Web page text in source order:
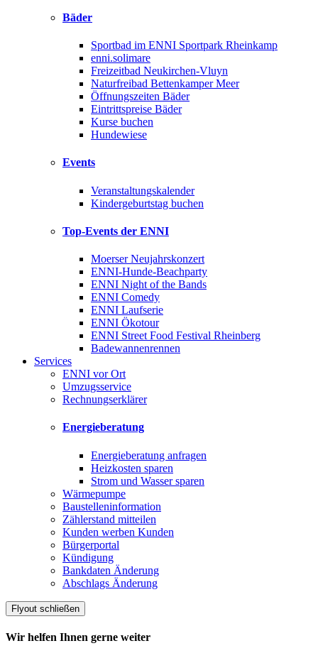
Bäder
Sportbad im ENNI Sportpark Rheinkamp
enni.solimare
Freizeitbad Neukirchen-Vluyn
Naturfreibad Bettenkamper Meer
Öffnungszeiten Bäder
Eintrittspreise Bäder
Kurse buchen
Hundewiese
Events
Veranstaltungskalender
Kindergeburtstag buchen
Top-Events der ENNI
Moerser Neujahrskonzert
ENNI-Hunde-Beachparty
ENNI Night of the Bands
ENNI Comedy
ENNI Laufserie
ENNI Ökotour
ENNI Street Food Festival Rheinberg
Badewannenrennen
Services
ENNI vor Ort
Umzugsservice
Rechnungserklärer
Energieberatung
Energieberatung anfragen
Heizkosten sparen
Strom und Wasser sparen
Wärmepumpe
Baustelleninformation
Zählerstand mitteilen
Kunden werben Kunden
Bürgerportal
Kündigung
Bankdaten Änderung
Abschlags Änderung
Flyout schließen
Wir helfen Ihnen gerne weiter